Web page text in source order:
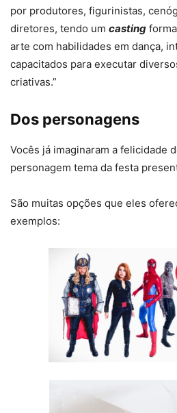
por produtores, figurinistas,
diretores, tendo um casting
arte com habilidades em dança,
capacitados para executar
criativas.”
Dos personagens
Vocês já imaginaram a felicidade
personagem tema da festa
São muitas opções que eles
exemplos: